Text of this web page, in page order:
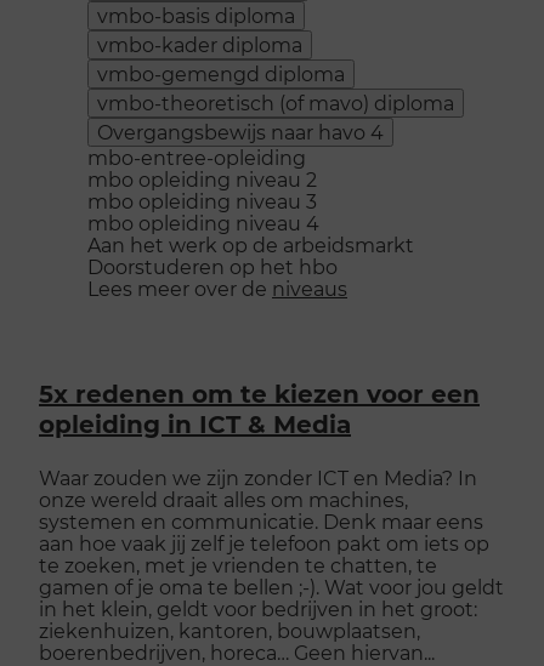
vmbo-basis diploma
vmbo-kader diploma
vmbo-gemengd diploma
vmbo-theoretisch (of mavo) diploma
Overgangsbewijs naar havo 4
mbo-entree-opleiding
mbo opleiding niveau 2
mbo opleiding niveau 3
mbo opleiding niveau 4
Aan het werk op de arbeidsmarkt
Doorstuderen op het hbo
Lees meer over de niveaus
5x redenen om te kiezen voor een
opleiding in ICT & Media
Waar zouden we zijn zonder ICT en Media? In
onze wereld draait alles om machines,
systemen en communicatie. Denk maar eens
aan hoe vaak jij zelf je telefoon pakt om iets op
te zoeken, met je vrienden te chatten, te
gamen of je oma te bellen ;-). Wat voor jou geldt
in het klein, geldt voor bedrijven in het groot:
ziekenhuizen, kantoren, bouwplaatsen,
boerenbedrijven, horeca… Geen hiervan...